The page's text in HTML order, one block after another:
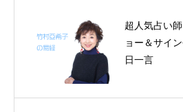
超人気占い
ョー＆サイ
日一言